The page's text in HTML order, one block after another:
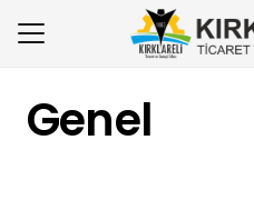
Genel